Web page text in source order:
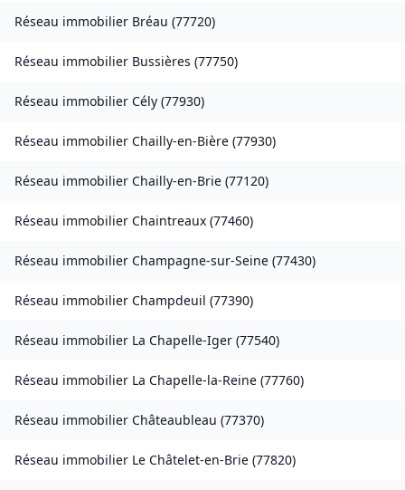
Réseau immobilier Bréau (77720)
Réseau immobilier Bussières (77750)
Réseau immobilier Cély (77930)
Réseau immobilier Chailly-en-Bière (77930)
Réseau immobilier Chailly-en-Brie (77120)
Réseau immobilier Chaintreaux (77460)
Réseau immobilier Champagne-sur-Seine (77430)
Réseau immobilier Champdeuil (77390)
Réseau immobilier La Chapelle-Iger (77540)
Réseau immobilier La Chapelle-la-Reine (77760)
Réseau immobilier Châteaubleau (77370)
Réseau immobilier Le Châtelet-en-Brie (77820)